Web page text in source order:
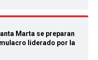
Marta se preparan
liderado por la